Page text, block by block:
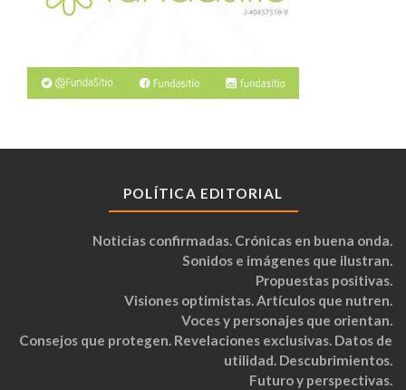
POLÍTICA EDITORIAL
Noticias confirmadas. Crónicas en buena onda.
Sonidos e imágenes que ilustran.
Propuestas positivas.
Visiones optimistas. Artículos que nutren.
Voces y personajes que orientan.
Consejos que protegen. Revelaciones exclusivas. Datos de
utilidad. Descubrimientos.
Futuro y perspectivas.